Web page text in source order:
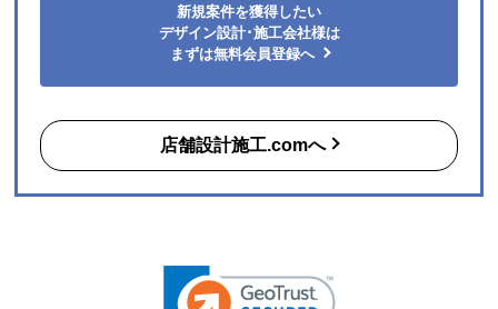
新規案件を獲得したい
デザイン設計･施工会社様は
まずは無料会員登録へ
店舗設計施工.comへ